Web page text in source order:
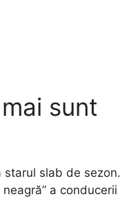
sunt
starul slab de sezon.
a conducerii